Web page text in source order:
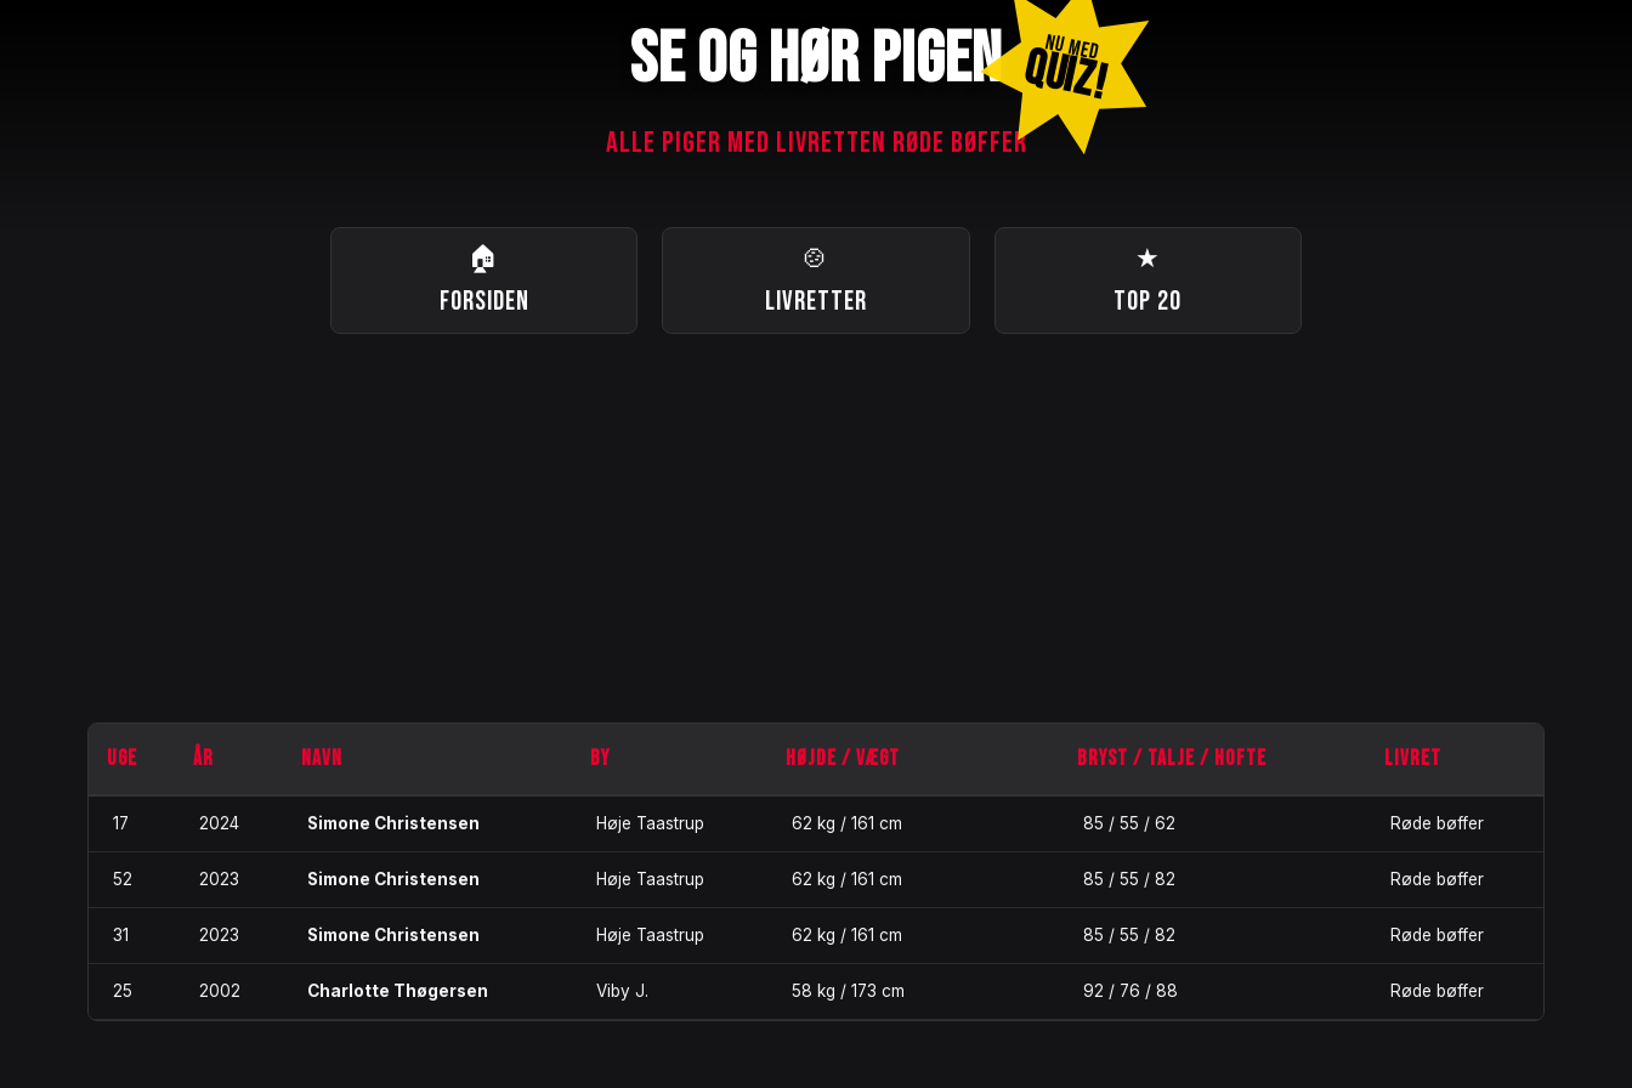
SE OG HØR PIGEN NU MED
QUIZ!
ALLE PIGER MED LIVRETTEN RØDE BØFFER
🏠
FORSIDEN
🍲
LIVRETTER
★
TOP 20
UGE ÅR NAVN BY HØJDE / VÆGT BRYST / TALJE / HOFTE LIVRET
17 2024 Simone Christensen Høje Taastrup 62 kg / 161 cm 85 / 55 / 62 Røde bøffer
52 2023 Simone Christensen Høje Taastrup 62 kg / 161 cm 85 / 55 / 82 Røde bøffer
31 2023 Simone Christensen Høje Taastrup 62 kg / 161 cm 85 / 55 / 82 Røde bøffer
25 2002 Charlotte Thøgersen Viby J. 58 kg / 173 cm 92 / 76 / 88 Røde bøffer